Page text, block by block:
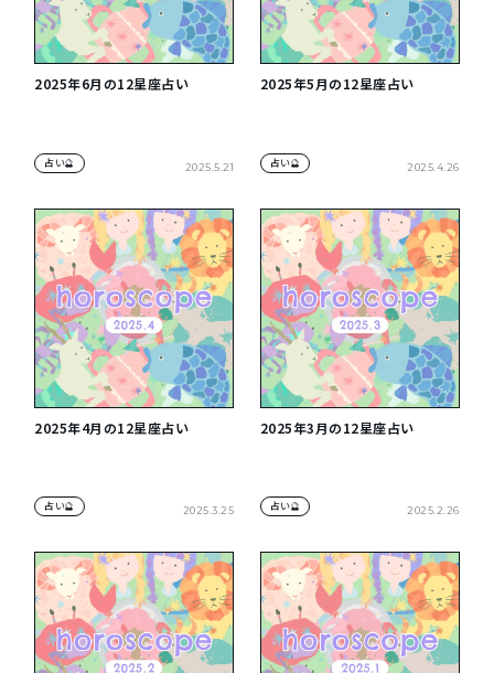
2025年6月の12星座占い
占い🔮 2025.5.21
2025年5月の12星座占い
占い🔮 2025.4.26
2025年4月の12星座占い
占い🔮 2025.3.25
2025年3月の12星座占い
占い🔮 2025.2.26